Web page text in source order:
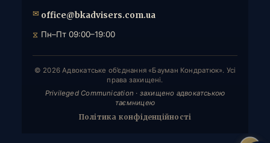
✉ office@bkadvisers.com.ua
⧖ Пн–Пт 09:00–19:00
© 2026 Адвокатське об’єднання «Бауман Кондратюк». Усі
права захищені.
Privileged Communication · захищено адвокатською
таємницею
Політика конфіденційності